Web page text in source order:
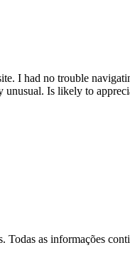
I had no trouble
Is likely to
Todas as informações